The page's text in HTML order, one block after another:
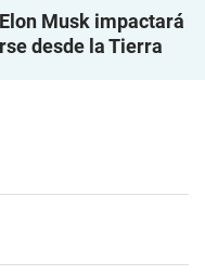
Musk impactará
desde la Tierra